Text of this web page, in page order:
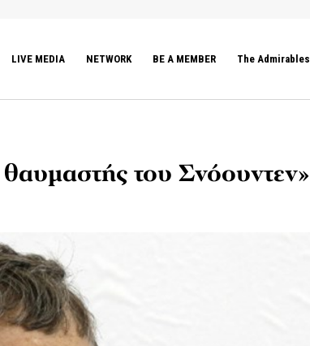
LIVE MEDIA NETWORK BE A MEMBER The Admirables
του Σνόουντεν»